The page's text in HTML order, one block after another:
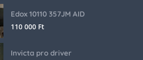
Edox 10110 357JM AID
110 000 Ft
Invicta pro driver